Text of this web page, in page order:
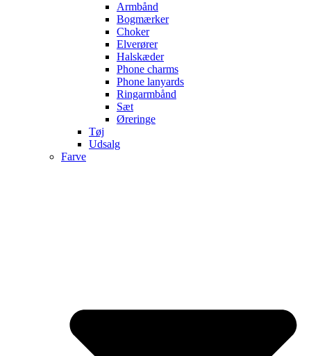
Armbånd
Bogmærker
Choker
Elverører
Halskæder
Phone charms
Phone lanyards
Ringarmbånd
Sæt
Øreringe
Tøj
Udsalg
Farve